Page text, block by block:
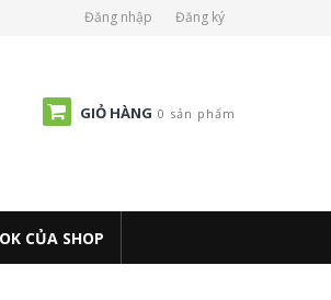
Đăng nhập Đăng ký
GIỎ HÀNG 0 sản phẩm
CỦA SHOP